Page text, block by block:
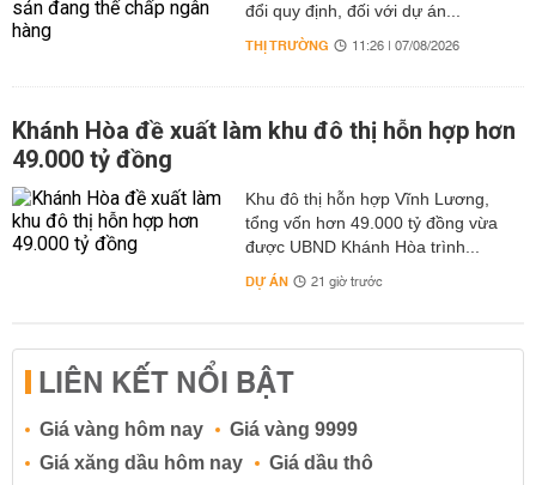
đổi quy định, đối với dự án...
THỊ TRƯỜNG 11:26 | 07/08/2026
Khánh Hòa đề xuất làm khu đô thị hỗn hợp hơn
49.000 tỷ đồng
Khu đô thị hỗn hợp Vĩnh Lương,
tổng vốn hơn 49.000 tỷ đồng vừa
được UBND Khánh Hòa trình...
DỰ ÁN 21 giờ trước
LIÊN KẾT NỔI BẬT
Giá vàng hôm nay
Giá vàng 9999
Giá xăng dầu hôm nay
Giá dầu thô